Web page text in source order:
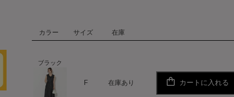
カラー サイズ 在庫
ブラック
F 在庫あり カートに入れる
ハート